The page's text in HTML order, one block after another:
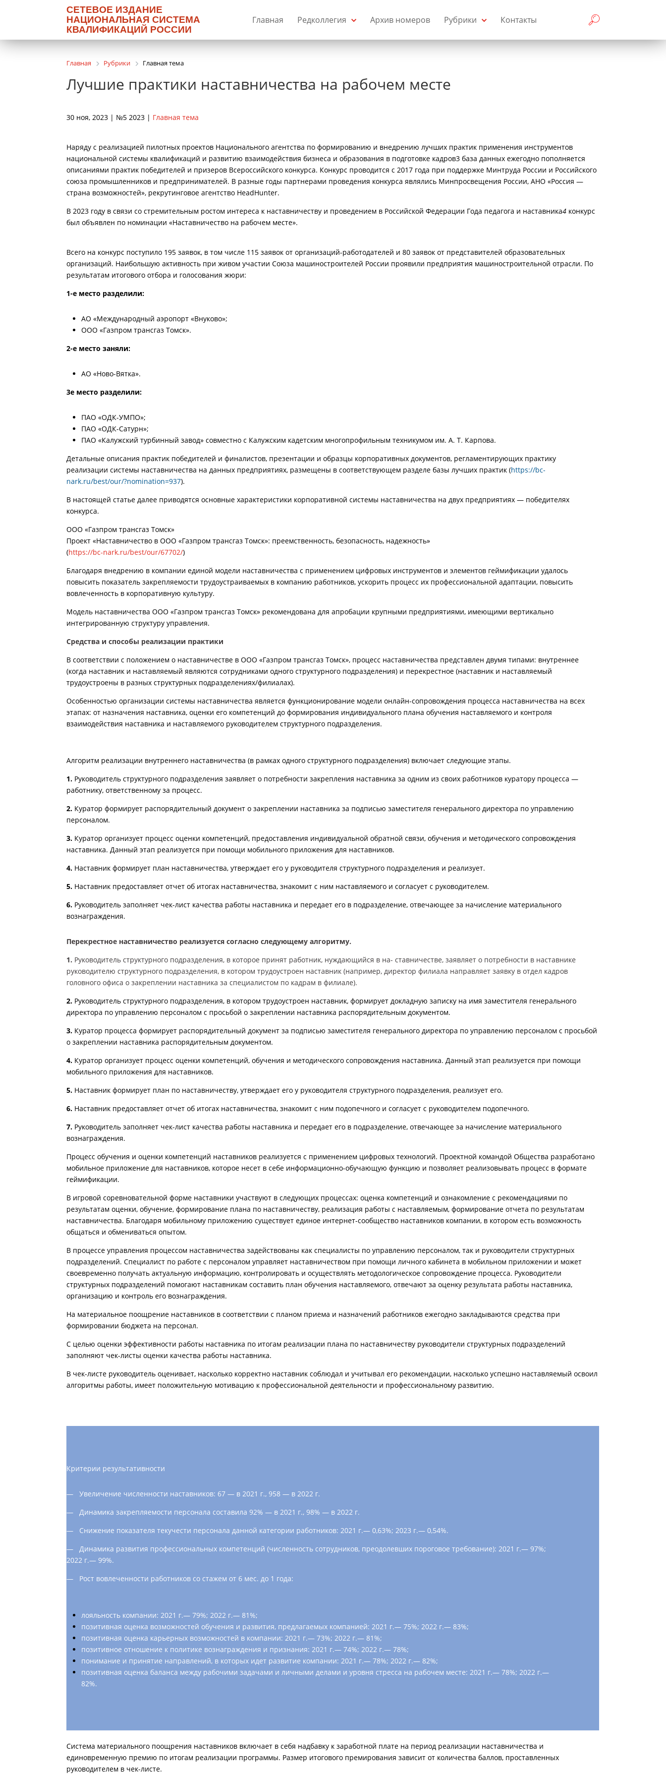
СЕТЕВОЕ ИЗДАНИЕ
НАЦИОНАЛЬНАЯ СИСТЕМА
КВАЛИФИКАЦИЙ РОССИИ
Главная Редколлегия Архив номеров Рубрики Контакты
Главная Рубрики Главная тема
Лучшие практики наставничества на рабочем месте
30 ноя, 2023 | №5 2023 | Главная тема
Наряду с реализацией пилотных проектов Национального агентства по формированию и внедрению лучших практик применения инструментов
национальной системы квалификаций и развитию взаимодействия бизнеса и образования в подготовке кадров3 база данных ежегодно пополняется
описаниями практик победителей и призеров Всероссийского конкурса. Конкурс проводится с 2017 года при поддержке Минтруда России и Российского
союза промышленников и предпринимателей. В разные годы партнерами проведения конкурса являлись Минпросвещения России, АНО «Россия —
страна возможностей», рекрутинговое агентство HeadHunter.
В 2023 году в связи со стремительным ростом интереса к наставничеству и проведением в Российской Федерации Года педагога и наставника4 конкурс
был объявлен по номинации «Наставничество на рабочем месте».
Всего на конкурс поступило 195 заявок, в том числе 115 заявок от организаций-работодателей и 80 заявок от представителей образовательных
организаций. Наибольшую активность при живом участии Союза машиностроителей России проявили предприятия машиностроительной отрасли. По
результатам итогового отбора и голосования жюри:
1-е место разделили:
АО «Международный аэропорт «Внуково»;
ООО «Газпром трансгаз Томск».
2-е место заняли:
АО «Ново-Вятка».
3е место разделили:
ПАО «ОДК-УМПО»;
ПАО «ОДК-Сатурн»;
ПАО «Калужский турбинный завод» совместно с Калужским кадетским многопрофильным техникумом им. А. Т. Карпова.
Детальные описания практик победителей и финалистов, презентации и образцы корпоративных документов, регламентирующих практику
реализации системы наставничества на данных предприятиях, размещены в соответствующем разделе базы лучших практик (https://bc-
nark.ru/best/our/?nomination=937).
В настоящей статье далее приводятся основные характеристики корпоративной системы наставничества на двух предприятиях — победителях
конкурса.
ООО «Газпром трансгаз Томск»
Проект «Наставничество в ООО «Газпром трансгаз Томск»: преемственность, безопасность, надежность»
(https://bc-nark.ru/best/our/67702/)
Благодаря внедрению в компании единой модели наставничества c применением цифровых инструментов и элементов геймификации удалось
повысить показатель закрепляемости трудоустраиваемых в компанию работников, ускорить процесс их профессиональной адаптации, повысить
вовлеченность в корпоративную культуру.
Модель наставничества ООО «Газпром трансгаз Томск» рекомендована для апробации крупными предприятиями, имеющими вертикально
интегрированную структуру управления.
Средства и способы реализации практики
В соответствии с положением о наставничестве в ООО «Газпром трансгаз Томск», процесс наставничества представлен двумя типами: внутреннее
(когда наставник и наставляемый являются сотрудниками одного структурного подразделения) и перекрестное (наставник и наставляемый
трудоустроены в разных структурных подразделениях/филиалах).
Особенностью организации системы наставничества является функционирование модели онлайн-сопровождения процесса наставничества на всех
этапах: от назначения наставника, оценки его компетенций до формирования индивидуального плана обучения наставляемого и контроля
взаимодействия наставника и наставляемого руководителем структурного подразделения.
Алгоритм реализации внутреннего наставничества (в рамках одного структурного подразделения) включает следующие этапы.
1. Руководитель структурного подразделениязаявляет о потребности закрепления наставника за одним из своих работников куратору процесса —
работнику, ответственному за процесс.
2. Куратор формирует распорядительный документ о закреплении наставника за подписью заместителя генерального директора по управлению
персоналом.
3. Куратор организует процесс оценки компетенций, предоставления индивидуальной обратной связи, обучения и методического сопровождения
наставника. Данный этап реализуется при помощи мобильного приложения для наставников.
4. Наставник формирует план наставничества,утверждает его у руководителя структурного подразделения и реализует.
5. Наставник предоставляет отчет об итогах наставничества, знакомит с ним наставляемого и согласует с руководителем.
6. Руководитель заполняет чек-лист качества работы наставника и передает его в подразделение, отвечающее за начисление материального
вознаграждения.
Перекрестное наставничество реализуетсясогласно следующему алгоритму.
1. Руководитель структурного подразделения, в которое принят работник, нуждающийся в на- ставничестве, заявляет о потребности в наставнике
руководителю структурного подразделения, в котором трудоустроен наставник (например, директор филиала направляет заявку в отдел кадров
головного офиса о закреплении наставника за специалистом по кадрам в филиале).
2. Руководитель структурного подразделения, в котором трудоустроен наставник, формирует докладную записку на имя заместителя генерального
директора по управлению персоналом с просьбой о закреплении наставника распорядительным документом.
3. Куратор процесса формирует распорядительный документ за подписью заместителя генерального директора по управлению персоналом с просьбой
о закреплении наставника распорядительным документом.
4. Куратор организует процесс оценки компетенций, обучения и методического сопровождения наставника. Данный этап реализуется при помощи
мобильного приложения для наставников.
5. Наставник формирует план по наставничеству, утверждает его у руководителя структурного подразделения, реализует его.
6. Наставник предоставляет отчет об итогах наставничества, знакомит с ним подопечного и согласует с руководителем подопечного.
7. Руководитель заполняет чек-лист качества работы наставника и передает его в подразделение, отвечающее за начисление материального
вознаграждения.
Процесс обучения и оценки компетенций наставников реализуется с применением цифровых технологий. Проектной командой Общества разработано
мобильное приложение для наставников, которое несет в себе информационно-обучающую функцию и позволяет реализовывать процесс в формате
геймификации.
В игровой соревновательной форме наставники участвуют в следующих процессах: оценка компетенций и ознакомление с рекомендациями по
результатам оценки, обучение, формирование плана по наставничеству, реализация работы с наставляемым, формирование отчета по результатам
наставничества. Благодаря мобильному приложению существует единое интернет-сообщество наставников компании, в котором есть возможность
общаться и обмениваться опытом.
В процессе управления процессом наставничества задействованы как специалисты по управлению персоналом, так и руководители структурных
подразделений. Специалист по работе с персоналом управляет наставничеством при помощи личного кабинета в мобильном приложении и может
своевременно получать актуальную информацию, контролировать и осуществлять методологическое сопровождение процесса. Руководители
структурных подразделений помогают наставникам составить план обучения наставляемого, отвечают за оценку результата работы наставника,
организацию и контроль его вознаграждения.
На материальное поощрение наставников в соответствии с планом приема и назначений работников ежегодно закладываются средства при
формировании бюджета на персонал.
С целью оценки эффективности работы наставника по итогам реализации плана по наставничеству руководители структурных подразделений
заполняют чек-листы оценки качества работы наставника.
В чек-листе руководитель оценивает, насколько корректно наставник соблюдал и учитывал его рекомендации, насколько успешно наставляемый освоил
алгоритмы работы, имеет положительную мотивацию к профессиональной деятельности и профессиональному развитию.
Критерии результативности
— Увеличение численности наставников: 67 — в 2021 г., 958 — в 2022 г.
— Динамика закрепляемости персонала составила 92% — в 2021 г., 98% — в 2022 г.
— Снижение показателя текучести персонала данной категории работников: 2021 г.— 0,63%; 2023 г.— 0,54%.
— Динамика развития профессиональных компетенций (численность сотрудников, преодолевших пороговое требование): 2021 г.— 97%;
2022 г.— 99%.
— Рост вовлеченности работников со стажем от 6 мес. до 1 года:
лояльность компании: 2021 г.— 79%; 2022 г.— 81%;
позитивная оценка возможностей обучения и развития, предлагаемых компанией: 2021 г.— 75%; 2022 г.— 83%;
позитивная оценка карьерных возможностей в компании: 2021 г.— 73%; 2022 г.— 81%;
позитивное отношение к политике вознаграждения и признания: 2021 г.— 74%; 2022 г.— 78%;
понимание и принятие направлений, в которых идет развитие компании: 2021 г.— 78%; 2022 г.— 82%;
позитивная оценка баланса между рабочими задачами и личными делами и уровня стресса на рабочем месте: 2021 г.— 78%; 2022 г.—
82%.
Система материального поощрения наставников включает в себя надбавку к заработной плате на период реализации наставничества и
единовременную премию по итогам реализации программы. Размер итогового премирования зависит от количества баллов, проставленных
руководителем в чек-листе.